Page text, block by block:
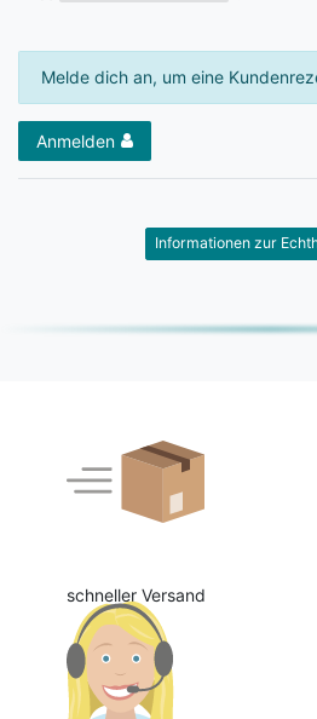
Melde dich an, um eine
Anmelden
Informationen zur
schneller Versand